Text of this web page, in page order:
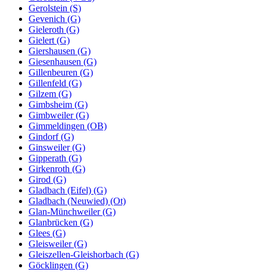
Gerolstein (S)
Gevenich (G)
Gieleroth (G)
Gielert (G)
Giershausen (G)
Giesenhausen (G)
Gillenbeuren (G)
Gillenfeld (G)
Gilzem (G)
Gimbsheim (G)
Gimbweiler (G)
Gimmeldingen (OB)
Gindorf (G)
Ginsweiler (G)
Gipperath (G)
Girkenroth (G)
Girod (G)
Gladbach (Eifel) (G)
Gladbach (Neuwied) (Ot)
Glan-Münchweiler (G)
Glanbrücken (G)
Glees (G)
Gleisweiler (G)
Gleiszellen-Gleishorbach (G)
Göcklingen (G)